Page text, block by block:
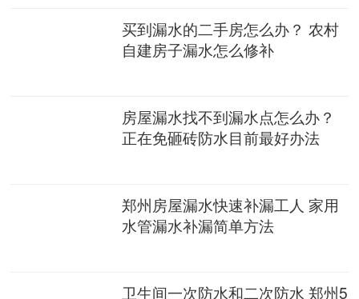
买到漏水的二手房怎么办？ 农村
自建房子漏水怎么修补
房屋漏水找不到漏水点怎么办？
正在免砸砖防水目前最好办法
郑州房屋漏水快速补漏工人 家用
水管漏水补漏简单方法
卫生间一次防水和二次防水 郑州5